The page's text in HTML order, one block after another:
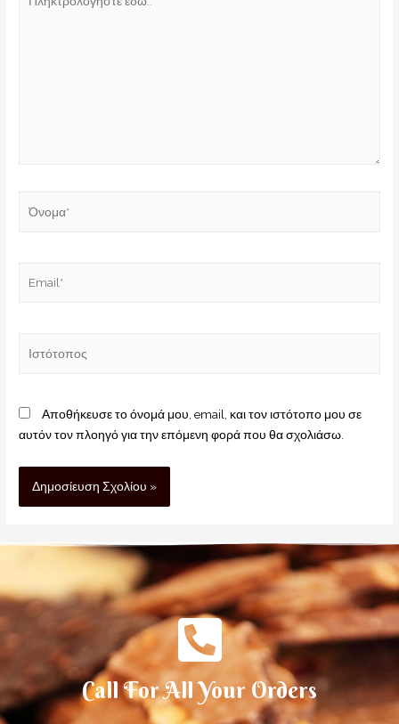
Αποθήκευσε το όνομά μου, email, και τον ιστότοπο μου σε
αυτόν τον πλοηγό για την επόμενη φορά που θα σχολιάσω.
Call For All Your Orders